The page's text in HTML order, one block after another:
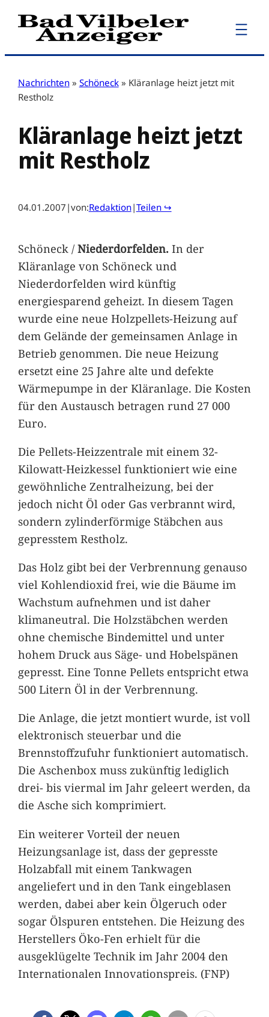
Zum
Inhalt
Nachrichten » Schöneck » Kläranlage heizt jetzt mit
Restholz
Kläranlage heizt jetzt
mit Restholz
04.01.2007 |von:Redaktion|Teilen ↪
Schöneck /Niederdorfelden.In der
Kläranlage von Schöneck und
Niederdorfelden wird künftig
energiesparend geheizt. In diesem Tagen
wurde eine neue Holzpellets-Heizung auf
dem Gelände der gemeinsamen Anlage in
Betrieb genommen. Die neue Heizung
ersetzt eine 25 Jahre alte und defekte
Wärmepumpe in der Kläranlage. Die Kosten
für den Austausch betragen rund 27 000
Euro.
Die Pellets-Heizzentrale mit einem 32-
Kilowatt-Heizkessel funktioniert wie eine
gewöhnliche Zentralheizung, bei der
jedoch nicht Öl oder Gas verbrannt wird,
sondern zylinderförmige Stäbchen aus
gepresstem Restholz.
Das Holz gibt bei der Verbrennung genauso
viel Kohlendioxid frei, wie die Bäume im
Wachstum aufnehmen und ist daher
klimaneutral. Die Holzstäbchen werden
ohne chemische Bindemittel und unter
hohem Druck aus Säge- und Hobelspänen
gepresst. Eine Tonne Pellets entspricht etwa
500 Litern Öl in der Verbrennung.
Die Anlage, die jetzt montiert wurde, ist voll
elektronisch steuerbar und die
Brennstoffzufuhr funktioniert automatisch.
Die Aschenbox muss zukünftig lediglich
drei- bis viermal im Jahr geleert werden, da
die Asche sich komprimiert.
Ein weiterer Vorteil der neuen
Heizungsanlage ist, dass der gepresste
Holzabfall mit einem Tankwagen
angeliefert und in den Tank eingeblasen
werden, dabei aber kein Ölgeruch oder
sogar Ölspuren entstehen. Die Heizung des
Herstellers Öko-Fen erhielt für die
ausgeklügelte Technik im Jahr 2004 den
Internationalen Innovationspreis. (FNP)